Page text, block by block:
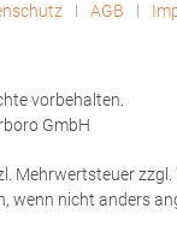
AGB
vorbehalten.
GmbH
Mehrwertsteuer zzgl.
wenn nicht anders